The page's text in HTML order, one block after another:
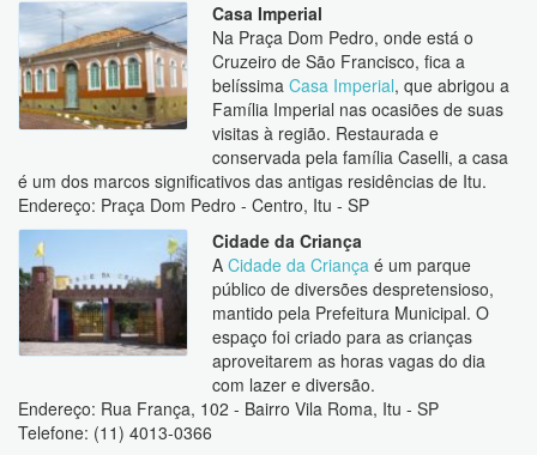
Casa Imperial
Na Praça Dom Pedro, onde está o
Cruzeiro de São Francisco, fica a
belíssima Casa Imperial, que abrigou a
Família Imperial nas ocasiões de suas
visitas à região. Restaurada e
conservada pela família Caselli, a casa
é um dos marcos significativos das antigas residências de Itu.
Endereço: Praça Dom Pedro - Centro, Itu - SP
Cidade da Criança
A Cidade da Criança é um parque
público de diversões despretensioso,
mantido pela Prefeitura Municipal. O
espaço foi criado para as crianças
aproveitarem as horas vagas do dia
com lazer e diversão.
Endereço: Rua França, 102 - Bairro Vila Roma, Itu - SP
Telefone: (11) 4013-0366